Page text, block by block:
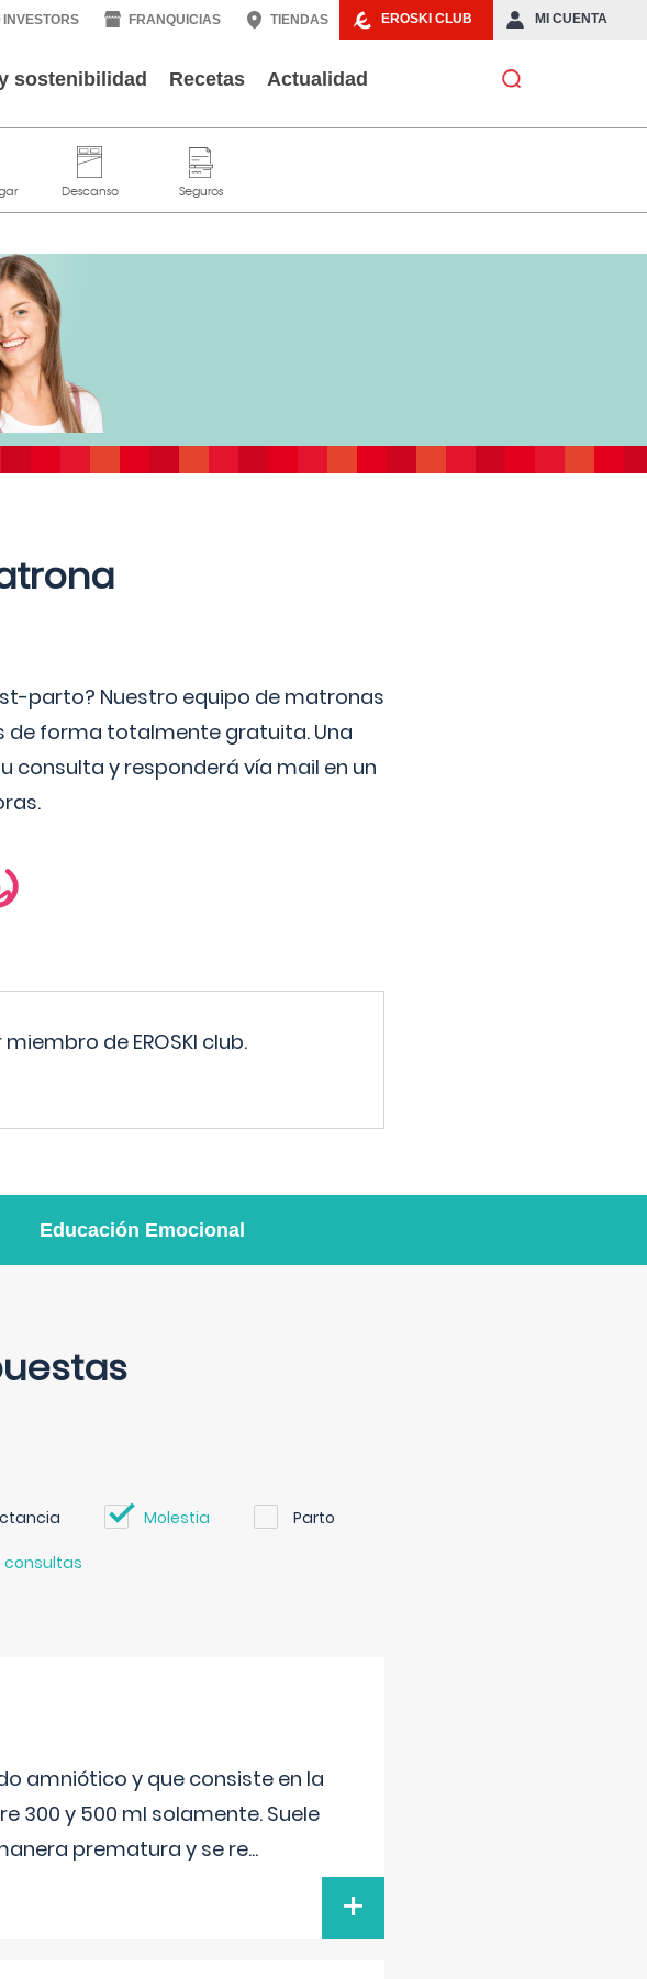
EROSKI CLUB MI CUENTA
INVESTORS FRANQUICIAS TIENDAS
sostenibilidad Recetas Actualidad
parto? Nuestro equipo de matronas
de forma totalmente gratuita. Una
y responderá vía mail en un
de EROSKI club.
Educación Emocional
Molestia Parto
consultas
amniótico y que consiste en la
300 y 500 ml solamente. Suele
prematura y se re...
+